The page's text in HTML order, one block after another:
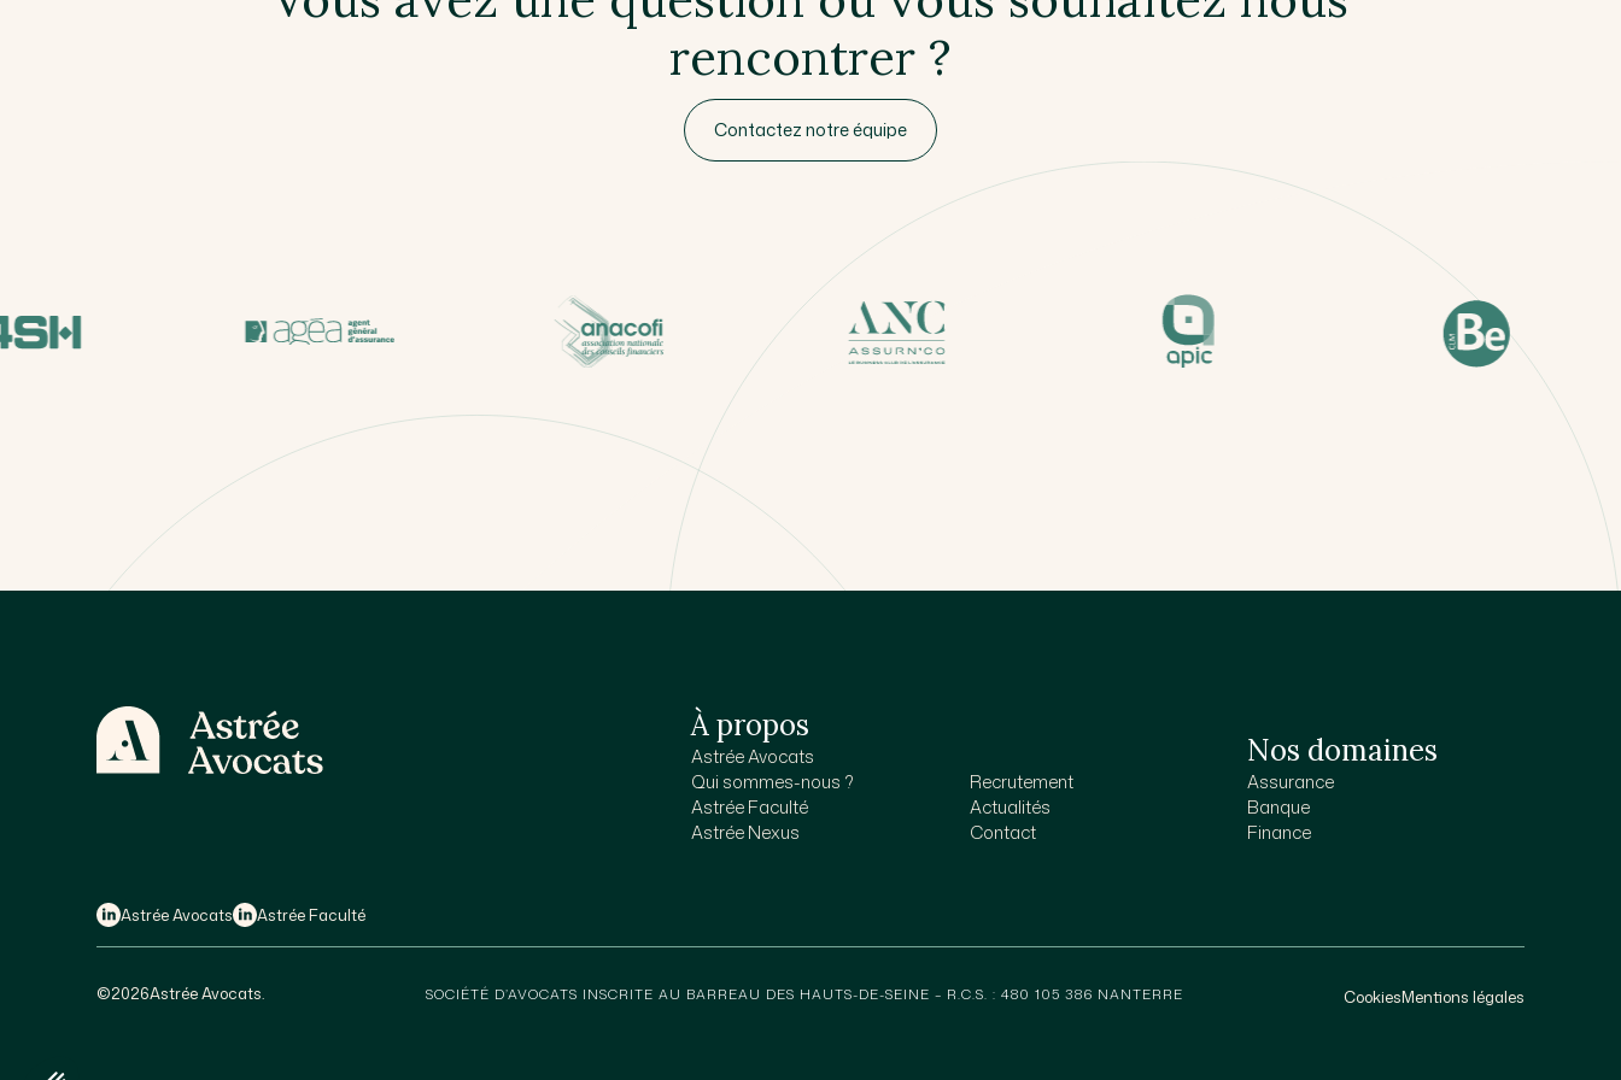
rencontrer ?
Contactez notre équipe
À propos
Astrée Avocats
Qui sommes-nous ?
Astrée Faculté
Astrée Nexus
Recrutement
Actualités
Contact
Nos domaines
Assurance
Banque
Finance
Astrée Avocats Astrée Faculté
©2026Astrée Avocats. SOCIÉTÉ D’AVOCATS INSCRITE AU BARREAU DES HAUTS-DE-SEINE – R.C.S. : 480 105 386 NANTERRE CookiesMentions légales